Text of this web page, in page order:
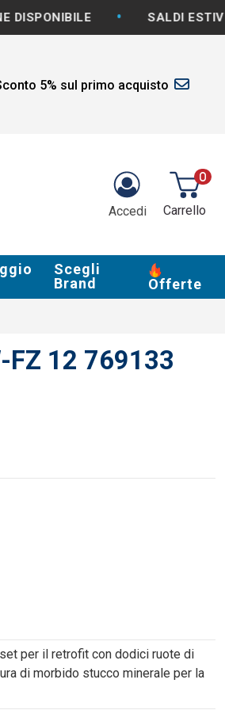
• SALDI ESTIVI: -5% E
5% sul primo acquisto
Accedi
0
Carrello
Scegli
Brand
Offerte
FZ 12 769133
per il retrofit con dodici ruote di
di morbido stucco minerale per la